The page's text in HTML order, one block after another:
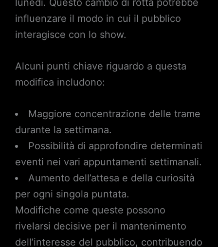
lunedì. Questo cambio di rotta potrebbe
influenzare il modo in cui il pubblico
interagisce con lo show.
Alcuni punti chiave riguardo a questa
modifica includono:
Maggiore concentrazione delle trame
durante la settimana.
Possibilità di approfondire determinati
eventi nei vari appuntamenti settimanali.
Aumento dell’attesa e della curiosità
per ogni singola puntata.
Modifiche come queste possono
rivelarsi decisive per il mantenimento
dell’interesse del pubblico, contribuendo